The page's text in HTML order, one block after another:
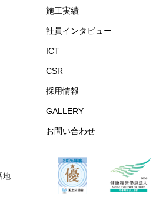
施工実績
社員インタビュー
ICT
CSR
採用情報
GALLERY
お問い合わせ
地